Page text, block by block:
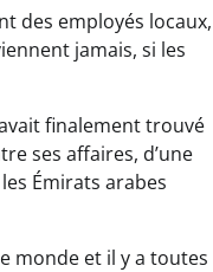
des employés locaux,
jamais, si les
finalement trouvé
ses affaires, d’une
Émirats arabes
monde et il y a toutes